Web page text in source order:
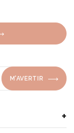
M'AVERTIR